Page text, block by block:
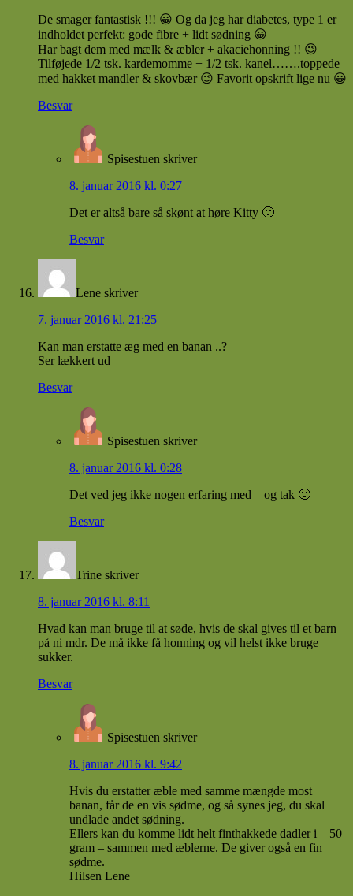
De smager fantastisk !!! 😀 Og da jeg har diabetes, type 1 er
indholdet perfekt: gode fibre + lidt sødning 😀
Har bagt dem med mælk & æbler + akaciehonning !! 😉
Tilføjede 1/2 tsk. kardemomme + 1/2 tsk. kanel…….toppede
med hakket mandler & skovbær 😉 Favorit opskrift lige nu 😀
Besvar
Spisestuen skriver
8. januar 2016 kl. 0:27
Det er altså bare så skønt at høre Kitty 🙂
Besvar
Lene skriver
7. januar 2016 kl. 21:25
Kan man erstatte æg med en banan ..?
Ser lækkert ud
Besvar
Spisestuen skriver
8. januar 2016 kl. 0:28
Det ved jeg ikke nogen erfaring med – og tak 🙂
Besvar
Trine skriver
8. januar 2016 kl. 8:11
Hvad kan man bruge til at søde, hvis de skal gives til et barn
på ni mdr. De må ikke få honning og vil helst ikke bruge
sukker.
Besvar
Spisestuen skriver
8. januar 2016 kl. 9:42
Hvis du erstatter æble med samme mængde most
banan, får de en vis sødme, og så synes jeg, du skal
undlade andet sødning.
Ellers kan du komme lidt helt finthakkede dadler i – 50
gram – sammen med æblerne. De giver også en fin
sødme.
Hilsen Lene